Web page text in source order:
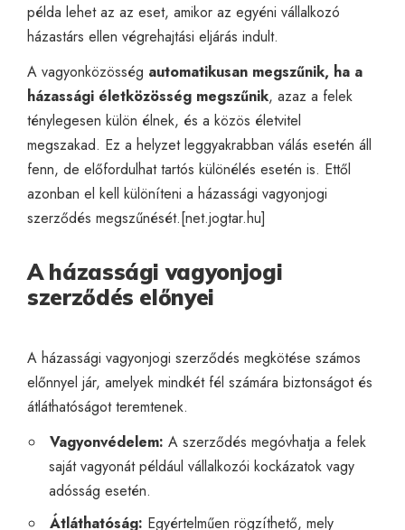
példa lehet az az eset, amikor az egyéni vállalkozó
házastárs ellen végrehajtási eljárás indult.
A vagyonközösség automatikusan megszűnik, ha a
házassági életközösség megszűnik, azaz a felek
ténylegesen külön élnek, és a közös életvitel
megszakad. Ez a helyzet leggyakrabban válás esetén áll
fenn, de előfordulhat tartós különélés esetén is. Ettől
azonban el kell különíteni a házassági vagyonjogi
szerződés megszűnését.[net.jogtar.hu]
A házassági vagyonjogi
szerződés előnyei
A házassági vagyonjogi szerződés megkötése számos
előnnyel jár, amelyek mindkét fél számára biztonságot és
átláthatóságot teremtenek.
Vagyonvédelem: A szerződés megóvhatja a felek
saját vagyonát például vállalkozói kockázatok vagy
adósság esetén.
Átláthatóság: Egyértelműen rögzíthető, mely